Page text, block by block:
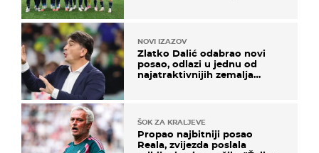
NOVI IZAZOV
Zlatko Dalić odabrao novi
posao, odlazi u jednu od
najatraktivnijih zemalja
ŠOK ZA KRALJEVE
Propao najbitniji posao
Reala, zvijezda poslala